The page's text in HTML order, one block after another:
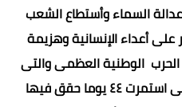
السماء وأستطاع الشعب
على أعداء الإنسانية وهزيمة
الحرب الوطنية العظمى والتى
اندلعت في سبتمبر ٢٠٢٠ ؛ والتى استمرت ٤٤ يوما حقق فيها